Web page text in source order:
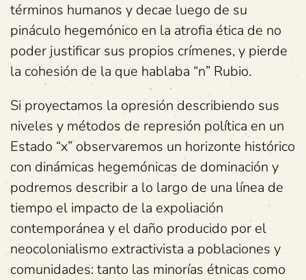
términos humanos y decae luego de su
pináculo hegemónico en la atrofia ética de no
poder justificar sus propios crímenes, y pierde
la cohesión de la que hablaba “n” Rubio.
Si proyectamos la opresión describiendo sus
niveles y métodos de represión política en un
Estado “x” observaremos un horizonte histórico
con dinámicas hegemónicas de dominación y
podremos describir a lo largo de una línea de
tiempo el impacto de la expoliación
contemporánea y el daño producido por el
neocolonialismo extractivista a poblaciones y
comunidades: tanto las minorías étnicas como